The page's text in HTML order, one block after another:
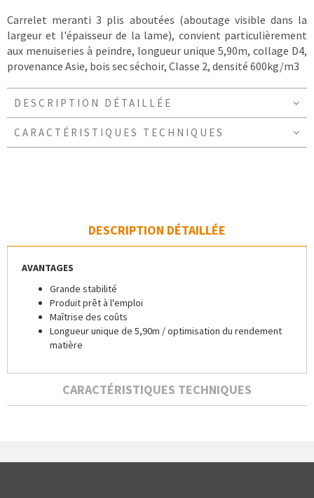
Carrelet meranti 3 plis aboutées (aboutage visible dans la
largeur et l'épaisseur de la lame), convient particulièrement
aux menuiseries à peindre, longueur unique 5,90m, collage D4,
provenance Asie, bois sec séchoir, Classe 2, densité 600kg/m3
DESCRIPTION DÉTAILLÉE
CARACTÉRISTIQUES TECHNIQUES
DESCRIPTION DÉTAILLÉE
AVANTAGES
Grande stabilité
Produit prêt à l'emploi
Maîtrise des coûts
Longueur unique de 5,90m / optimisation du rendement
matière
CARACTÉRISTIQUES TECHNIQUES